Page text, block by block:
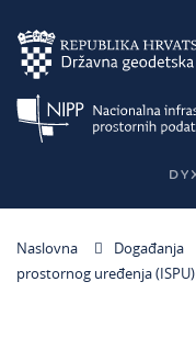
Naslovna Događanja
prostornog uređenja (ISPU)